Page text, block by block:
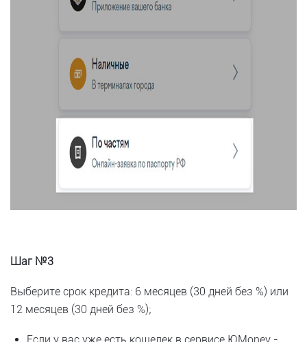
Шаг №3
Выберите срок кредита: 6 месяцев (30 дней без %) или
12 месяцев (30 дней без %);